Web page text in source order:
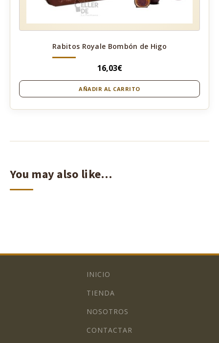
Rabitos Royale Bombón de Higo
16,03€
AÑADIR AL CARRITO
You may also like…
INICIO
TIENDA
NOSOTROS
CONTACTAR